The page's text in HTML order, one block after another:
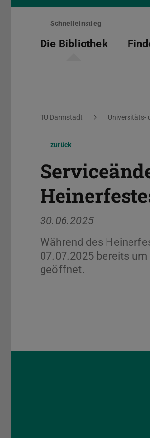
Menü
überspringenSchnelleinstieg
Die Bibliothek
Sie befinden sich hier:
TU Darmstadt Universitäts-
zurück
30.06.2025
Während des
07.07.2025 bereits
geöffnet.